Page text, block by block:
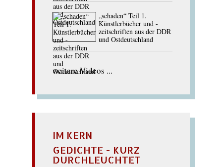
„schaden“ Teil 1.
Künstlerbücher und -
zeitschriften aus der DDR
und Ostdeutschland
weitere Videos ...
IM KERN
GEDICHTE - KURZ
DURCHLEUCHTET